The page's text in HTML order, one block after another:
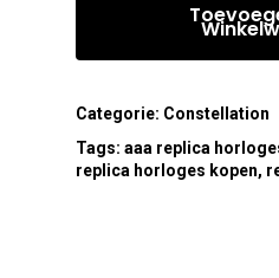
Categorie: Constellation
Tags: aaa replica
replica horloges kopen,